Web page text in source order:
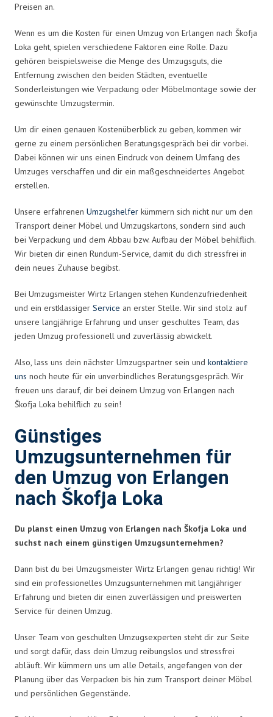
Preisen an.
Wenn es um die Kosten für einen Umzug von Erlangen nach Škofja
Loka geht, spielen verschiedene Faktoren eine Rolle. Dazu
gehören beispielsweise die Menge des Umzugsguts, die
Entfernung zwischen den beiden Städten, eventuelle
Sonderleistungen wie Verpackung oder Möbelmontage sowie der
gewünschte Umzugstermin.
Um dir einen genauen Kostenüberblick zu geben, kommen wir
gerne zu einem persönlichen Beratungsgespräch bei dir vorbei.
Dabei können wir uns einen Eindruck von deinem Umfang des
Umzuges verschaffen und dir ein maßgeschneidertes Angebot
erstellen.
Unsere erfahrenen Umzugshelfer kümmern sich nicht nur um den
Transport deiner Möbel und Umzugskartons, sondern sind auch
bei Verpackung und dem Abbau bzw. Aufbau der Möbel behilflich.
Wir bieten dir einen Rundum-Service, damit du dich stressfrei in
dein neues Zuhause begibst.
Bei Umzugsmeister Wirtz Erlangen stehen Kundenzufriedenheit
und ein erstklassiger Service an erster Stelle. Wir sind stolz auf
unsere langjährige Erfahrung und unser geschultes Team, das
jeden Umzug professionell und zuverlässig abwickelt.
Also, lass uns dein nächster Umzugspartner sein und kontaktiere
uns noch heute für ein unverbindliches Beratungsgespräch. Wir
freuen uns darauf, dir bei deinem Umzug von Erlangen nach
Škofja Loka behilflich zu sein!
Günstiges
Umzugsunternehmen für
den Umzug von Erlangen
nach Škofja Loka
Du planst einen Umzug von Erlangen nach Škofja Loka und
suchst nach einem günstigen Umzugsunternehmen?
Dann bist du bei Umzugsmeister Wirtz Erlangen genau richtig! Wir
sind ein professionelles Umzugsunternehmen mit langjähriger
Erfahrung und bieten dir einen zuverlässigen und preiswerten
Service für deinen Umzug.
Unser Team von geschulten Umzugsexperten steht dir zur Seite
und sorgt dafür, dass dein Umzug reibungslos und stressfrei
abläuft. Wir kümmern uns um alle Details, angefangen von der
Planung über das Verpacken bis hin zum Transport deiner Möbel
und persönlichen Gegenstände.